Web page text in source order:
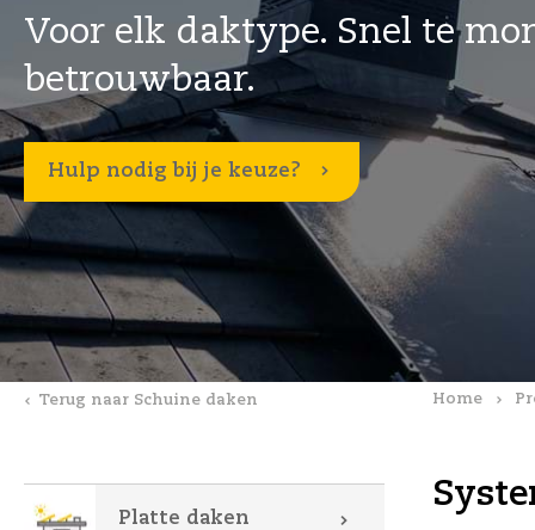
Voor elk daktype. Snel te
betrouwbaar.
Hulp nodig bij je keuze?
Home
Terug naar Schuine daken
Platte daken